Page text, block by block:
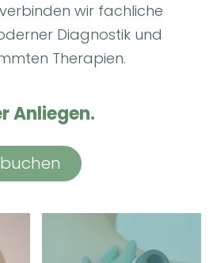
wir fachliche
Diagnostik und
Therapien.
Anliegen.